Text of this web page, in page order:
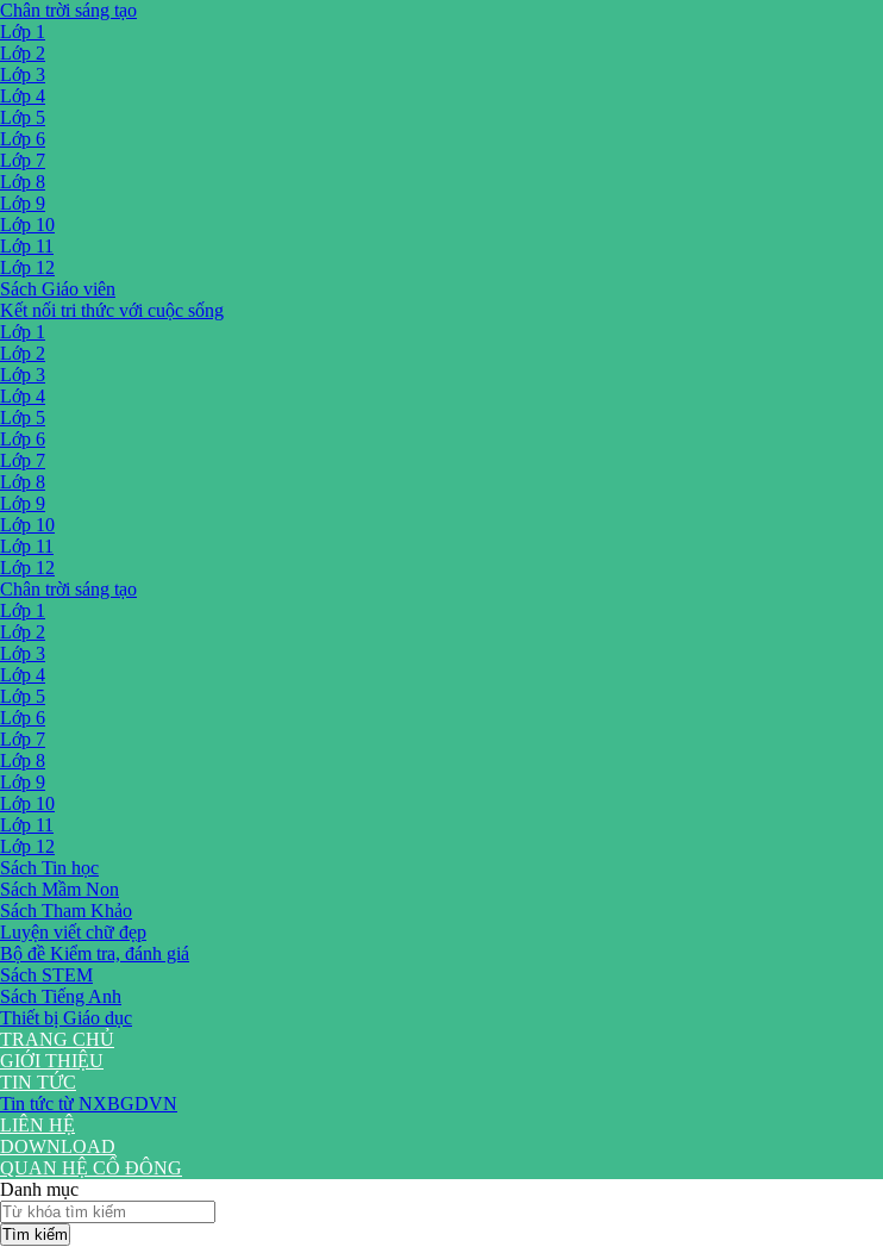
Chân trời sáng tạo
Lớp 1
Lớp 2
Lớp 3
Lớp 4
Lớp 5
Lớp 6
Lớp 7
Lớp 8
Lớp 9
Lớp 10
Lớp 11
Lớp 12
Sách Giáo viên
Kết nối tri thức với cuộc sống
Lớp 1
Lớp 2
Lớp 3
Lớp 4
Lớp 5
Lớp 6
Lớp 7
Lớp 8
Lớp 9
Lớp 10
Lớp 11
Lớp 12
Chân trời sáng tạo
Lớp 1
Lớp 2
Lớp 3
Lớp 4
Lớp 5
Lớp 6
Lớp 7
Lớp 8
Lớp 9
Lớp 10
Lớp 11
Lớp 12
Sách Tin học
Sách Mầm Non
Sách Tham Khảo
Luyện viết chữ đẹp
Bộ đề Kiểm tra, đánh giá
Sách STEM
Sách Tiếng Anh
Thiết bị Giáo dục
TRANG CHỦ
GIỚI THIỆU
TIN TỨC
Tin tức từ NXBGDVN
LIÊN HỆ
DOWNLOAD
QUAN HỆ CỔ ĐÔNG
Danh mục
Tìm kiếm